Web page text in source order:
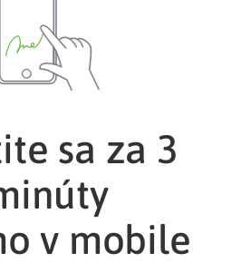
sa za 3
v mobile